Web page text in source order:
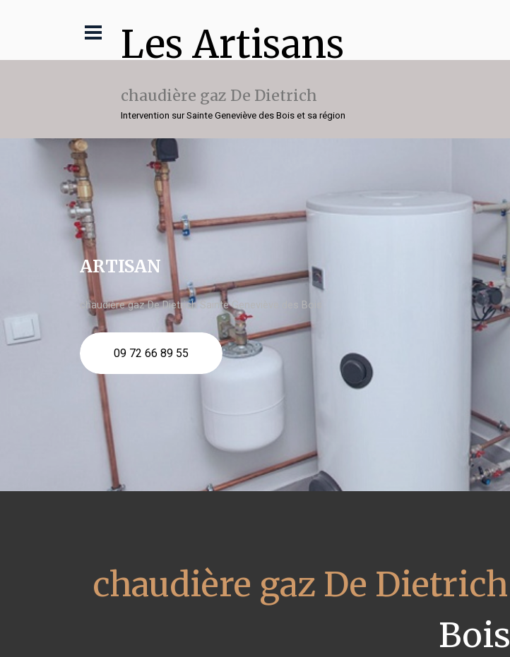
Les Artisans
chaudière gaz De Dietrich
Intervention sur Sainte Geneviève des Bois et sa région
ARTISAN
chaudière gaz De Dietrich Sainte Geneviève des Bois
09 72 66 89 55
chaudière gaz De Dietrich
Bois